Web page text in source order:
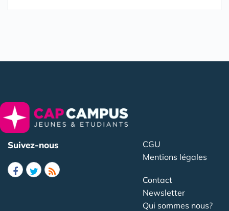
Suivez-nous
CGU
Mentions légales
Contact
Newsletter
Qui sommes nous?